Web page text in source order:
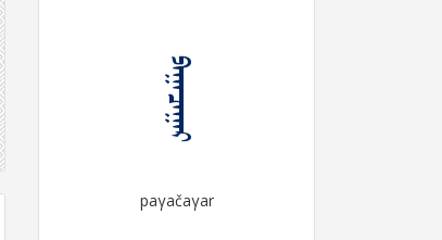
ᠫᠠᠭᠠᠴᠠᠭᠠᠷ
paγačaγar